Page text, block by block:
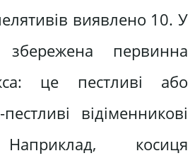
виявлено 10. У
збережена первинна
це пестливі або
відіменникові
косиця